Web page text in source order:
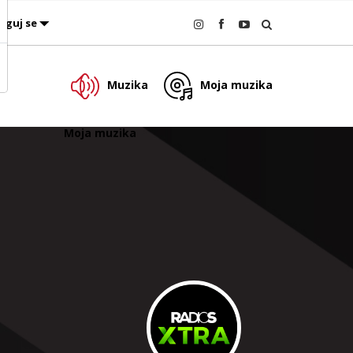
se
Muzika Moja muzika
Moja muzika